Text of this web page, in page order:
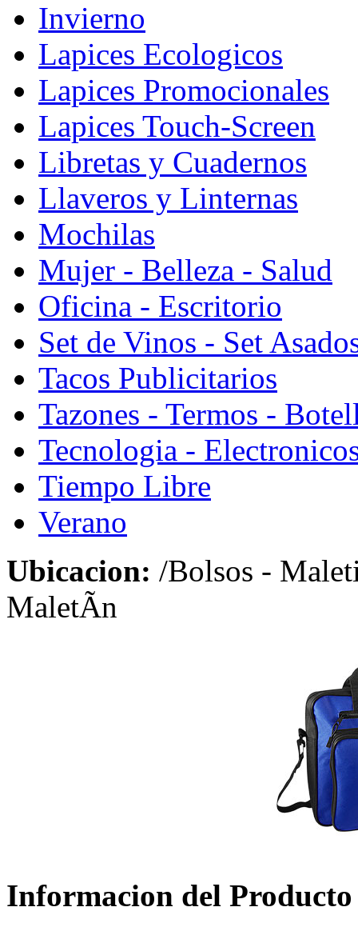
Invierno
Lapices Ecologicos
Lapices Promocionales
Lapices Touch-Screen
Libretas y Cuadernos
Llaveros y Linternas
Mochilas
Mujer - Belleza - Salud
Oficina - Escritorio
Set de Vinos - Set
Tacos Publicitarios
Tazones - Termos -
Tecnologia -
Tiempo Libre
Verano
Ubicacion: /Bolsos -
MaletÃ­n
Informacion del Producto